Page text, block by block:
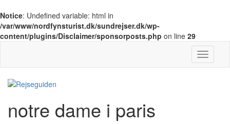
Notice: Undefined variable: html in
/var/www/nordfynsturist.dk/sundrejser.dk/wp-
content/plugins/Disclaimer/sponsorposts.php on line 29
Slå
notre dame i paris